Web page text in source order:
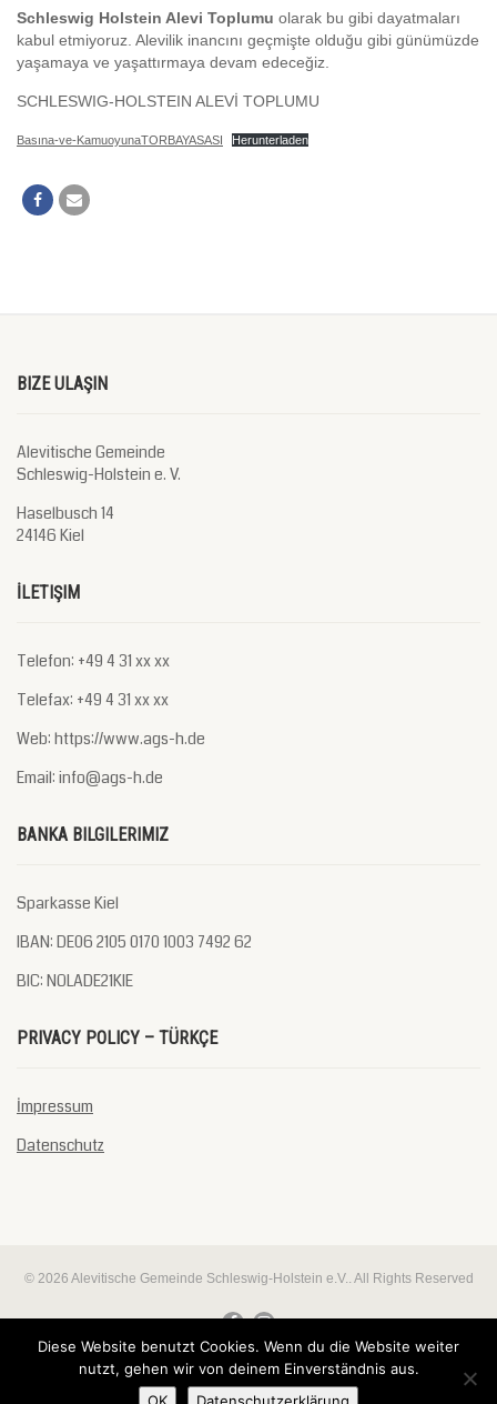
Schleswig Holstein Alevi Toplumu olarak bu gibi dayatmaları
kabul etmiyoruz. Alevilik inancını geçmişte olduğu gibi günümüzde
yaşamaya ve yaşattırmaya devam edeceğiz.
SCHLESWIG-HOLSTEIN ALEVİ TOPLUMU
Basına-ve-KamuoyunaTORBAYASASI Herunterladen
BIZE ULAŞIN
Alevitische Gemeinde
Schleswig-Holstein e. V.
Haselbusch 14
24146 Kiel
İLETIŞIM
Telefon: +49 4 31 xx xx
Telefax: +49 4 31 xx xx
Web: https://www.ags-h.de
Email: info@ags-h.de
BANKA BILGILERIMIZ
Sparkasse Kiel
IBAN: DE06 2105 0170 1003 7492 62
BIC: NOLADE21KIE
PRIVACY POLICY – TÜRKÇE
İmpressum
Datenschutz
© 2026 Alevitische Gemeinde Schleswig-Holstein e.V.. All Rights Reserved
Almanca Türkçe
Diese Website benutzt Cookies. Wenn du die Website weiter
nutzt, gehen wir von deinem Einverständnis aus.